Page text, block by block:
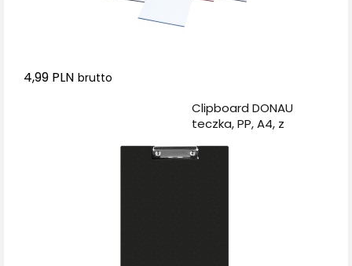
4,99 PLN brutto
Clipboard DONAU
teczka, PP, A4, z